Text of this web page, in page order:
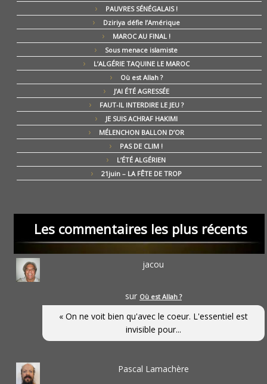
PAUVRES SÉNÉGALAIS !
Dziriya défie l’Amérique
MAROC AU FINAL !
Sous menace islamiste
L’ALGÉRIE TAQUINE LE MAROC
Où est Allah ?
J’AI ÉTÉ AGRESSÉE
FAUT-IL INTERDIRE LE JEU ?
JE SUIS ACHRAF HAKIMI
MÉLENCHON BALLON D’OR
PAS DE CLIM !
L’ÉTÉ ALGÉRIEN
21juin – LA FÊTE DE TROP
Les commentaires les plus récents
jacou
sur Où est Allah ?
« On ne voit bien qu'avec le coeur. L'essentiel est
invisible pour...
Pascal Lamachère